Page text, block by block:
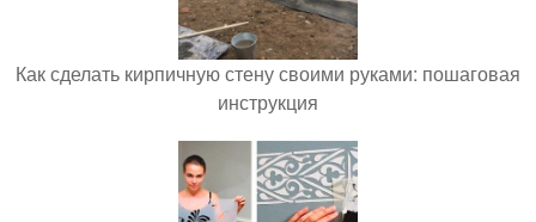
Как сделать кирпичную стену своими руками: пошаговая
инструкция